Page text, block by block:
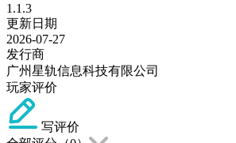
1.1.3
更新日期
2026-07-27
发行商
广州星轨信息科技有限公司
玩家评价
写评价